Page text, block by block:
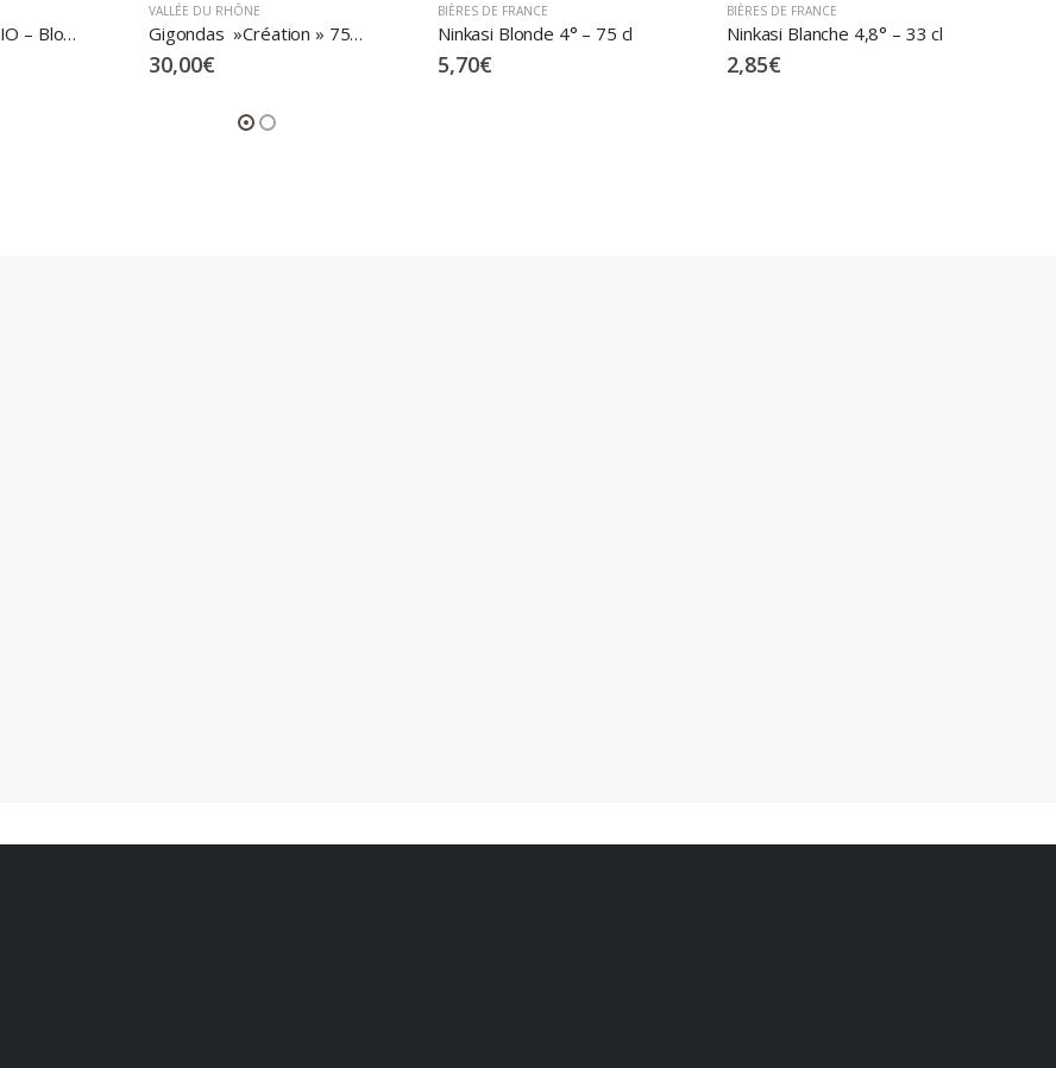
Gigondas »Création » 75 cl – 2020 – Rhonea
BIÈRES DE FRANCE
Ninkasi Blonde 4° – 75 cl
5,70€
BIÈRES DE FRANCE
Ninkasi Blanche 4,8° – 33 cl
2,85€
BIÈRES DE FRANCE
Ninkasi Blonde 4° – 33 cl
2,60€